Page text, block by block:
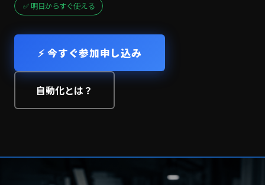
✅ 明日からすぐ使える
⚡ 今すぐ参加申し込み
自動化とは？